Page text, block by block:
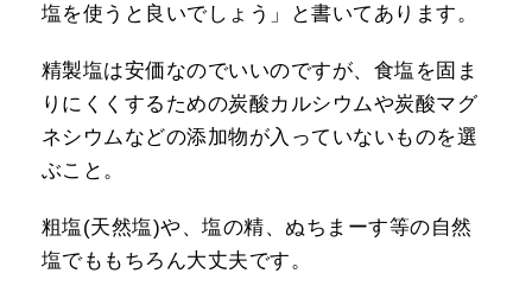
塩を使うと良いでしょう」と書いてあります。
精製塩は安価なのでいいのですが、食塩を固ま
りにくくするための炭酸カルシウムや炭酸マグ
ネシウムなどの添加物が入っていないものを選
ぶこと。
粗塩(天然塩)や、塩の精、ぬちまーす等の自然
塩でももちろん大丈夫です。